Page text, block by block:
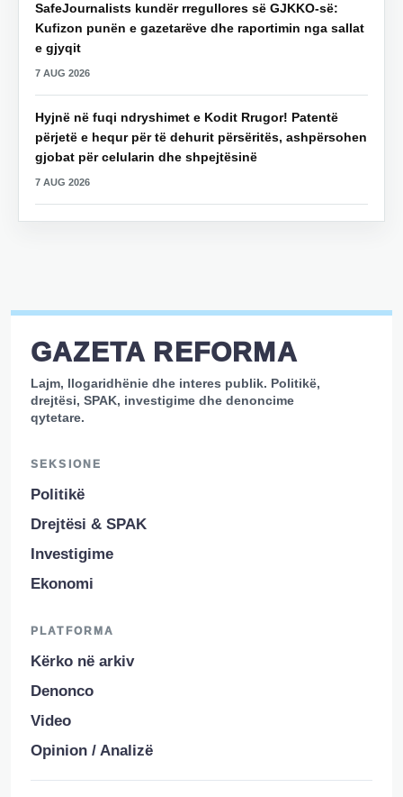
SafeJournalists kundër rregullores së GJKKO-së:
Kufizon punën e gazetarëve dhe raportimin nga sallat
e gjyqit
7 AUG 2026
Hyjnë në fuqi ndryshimet e Kodit Rrugor! Patentë
përjetë e hequr për të dehurit përsëritës, ashpërsohen
gjobat për celularin dhe shpejtësinë
7 AUG 2026
GAZETA REFORMA
Lajm, llogaridhënie dhe interes publik. Politikë,
drejtësi, SPAK, investigime dhe denoncime
qytetare.
SEKSIONE
Politikë
Drejtësi & SPAK
Investigime
Ekonomi
PLATFORMA
Kërko në arkiv
Denonco
Video
Opinion / Analizë